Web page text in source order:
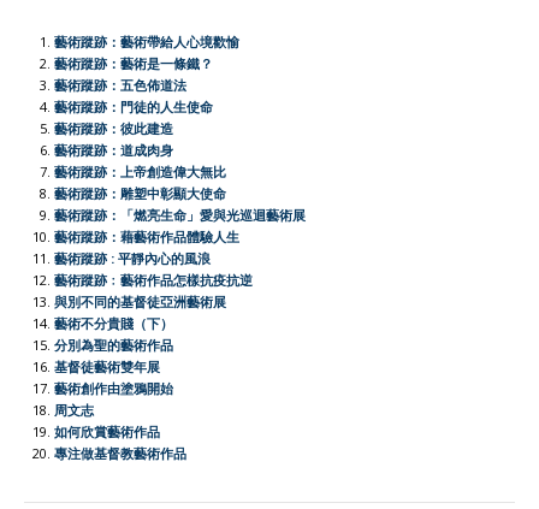
e
b
o
o
k
t
s
A
p
p
h
a
t
t
e
e
藝術蹤跡：藝術帶給人心境歡愉
藝術蹤跡：藝術是一條鐵？
藝術蹤跡：五色佈道法
藝術蹤跡：門徒的人生使命
藝術蹤跡：彼此建造
藝術蹤跡：道成肉身
藝術蹤跡：上帝創造偉大無比
藝術蹤跡：雕塑中彰顯大使命
藝術蹤跡：「燃亮生命」愛與光巡迴藝術展
藝術蹤跡：藉藝術作品體驗人生
藝術蹤跡 : 平靜內心的風浪
藝術蹤跡﹕藝術作品怎樣抗疫抗逆
與別不同的基督徒亞洲藝術展
藝術不分貴賤（下）
分別為聖的藝術作品
基督徒藝術雙年展
藝術創作由塗鴉開始
周文志
如何欣賞藝術作品
專注做基督教藝術作品